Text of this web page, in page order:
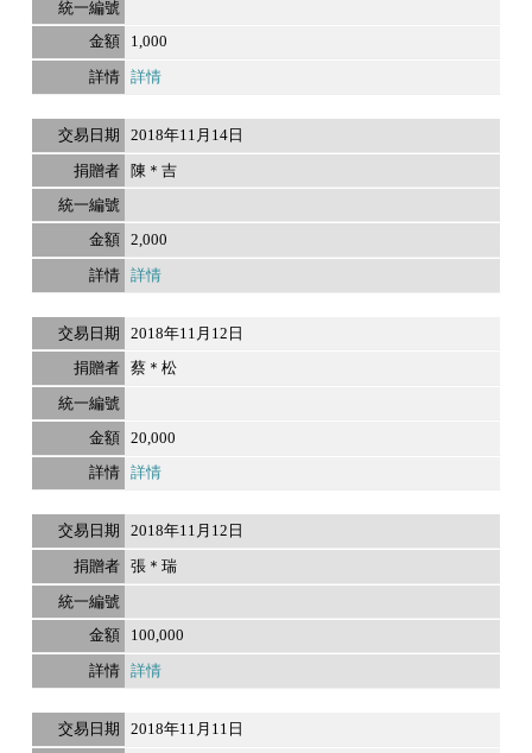
1,000
詳情
2018年11月14日
陳＊吉
2,000
詳情
2018年11月12日
蔡＊松
20,000
詳情
2018年11月12日
張＊瑞
100,000
詳情
2018年11月11日